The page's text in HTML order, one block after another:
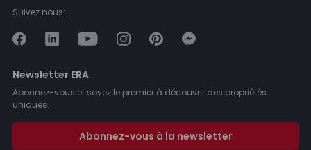
Suivez nous:
Newsletter ERA
Abonnez-vous et soyez le premier à découvrir des propriétés
uniques.
Abonnez-vous à la newsletter